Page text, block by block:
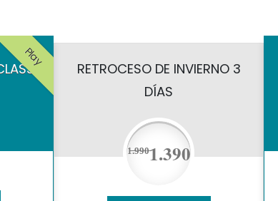
Play
RETROCESO DE INVIERNO 3
DÍAS
1̶.̶9̶9̶0̶1.390